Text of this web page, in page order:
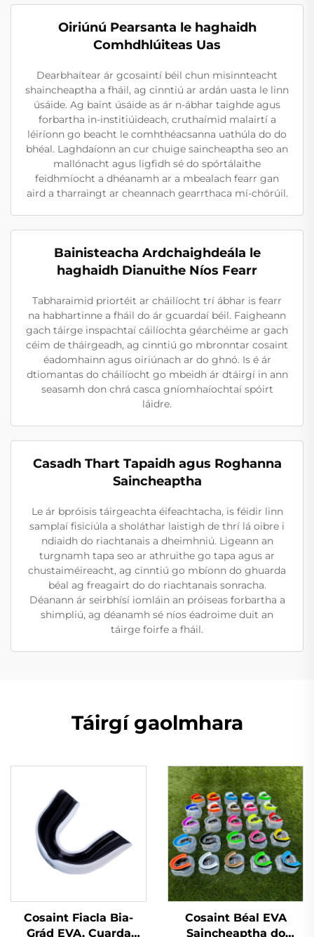
Oiriúnú Pearsanta le haghaidh
Comhdhlúiteas Uas
Dearbhaítear ár gcosaintí béil chun misinnteacht
shaincheaptha a fháil, ag cinntiú ar ardán uasta le linn
úsáide. Ag baint úsáide as ár n-ábhar taighde agus
forbartha in-institiúideach, cruthaímid malairtí a
léiríonn go beacht le comhthéacsanna uathúla do do
bhéal. Laghdaíonn an cur chuige saincheaptha seo an
mallónacht agus ligfidh sé do spórtálaithe
feidhmíocht a dhéanamh ar a mbealach fearr gan
aird a tharraingt ar cheannach gearrthaca mí-chórúil.
Bainisteacha Ardchaighdeála le
haghaidh Dianuithe Níos Fearr
Tabharaimid priortéit ar cháilíocht trí ábhar is fearr
na habhartinne a fháil do ár gcuardaí béil. Faigheann
gach táirge inspachtaí cáilíochta géarchéime ar gach
céim de tháirgeadh, ag cinntiú go mbronntar cosaint
éadomhainn agus oiriúnach ar do ghnó. Is é ár
dtiomantas do cháilíocht go mbeidh ár dtáirgí in ann
seasamh don chrá casca gníomhaíochtaí spóirt
láidre.
Casadh Thart Tapaidh agus Roghanna
Saincheaptha
Le ár bpróisis táirgeachta éifeachtacha, is féidir linn
samplaí fisiciúla a sholáthar laistigh de thrí lá oibre i
ndiaidh do riachtanais a dheimhniú. Ligeann an
turgnamh tapa seo ar athruithe go tapa agus ar
chustaiméireacht, ag cinntiú go mbíonn do ghuarda
béal ag freagairt do do riachtanais sonracha.
Déanann ár seirbhísí iomláin an próiseas forbartha a
shimpliú, ag déanamh sé níos éadroime duit an
táirge foirfe a fháil.
Táirgí gaolmhara
Cosaint Fiacla Bia-
Grád EVA, Cuarda
Cosaint Béal EVA
Saincheaptha do